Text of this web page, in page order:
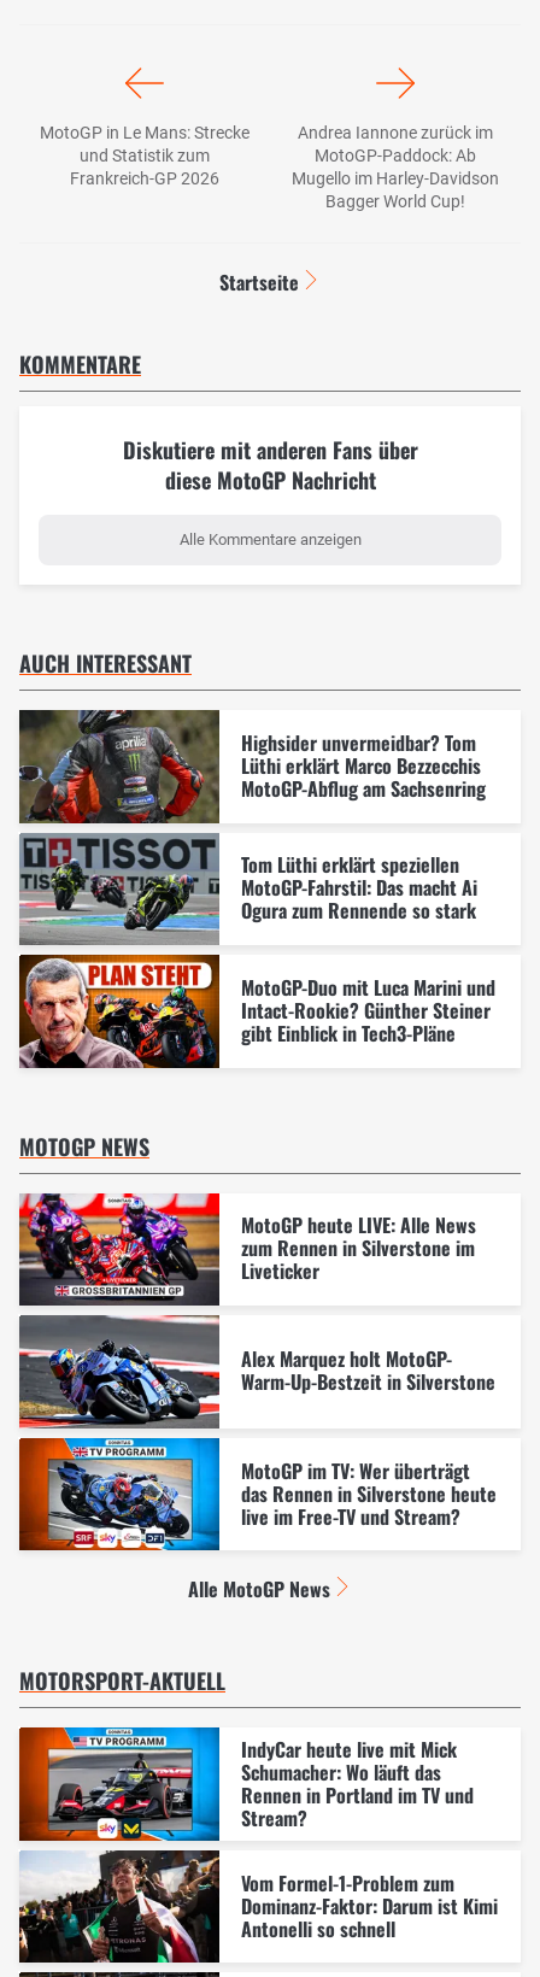
MotoGP in Le Mans: Strecke
und Statistik zum
Frankreich-GP 2026
Andrea Iannone zurück im
MotoGP-Paddock: Ab
Mugello im Harley-Davidson
Bagger World Cup!
Startseite
KOMMENTARE
Diskutiere mit anderen Fans über
diese MotoGP Nachricht
Alle Kommentare anzeigen
AUCH INTERESSANT
Highsider unvermeidbar? Tom
Lüthi erklärt Marco Bezzecchis
MotoGP-Abflug am Sachsenring
Tom Lüthi erklärt speziellen
MotoGP-Fahrstil: Das macht Ai
Ogura zum Rennende so stark
MotoGP-Duo mit Luca Marini und
Intact-Rookie? Günther Steiner
gibt Einblick in Tech3-Pläne
MOTOGP NEWS
MotoGP heute LIVE: Alle News
zum Rennen in Silverstone im
Liveticker
Alex Marquez holt MotoGP-
Warm-Up-Bestzeit in Silverstone
MotoGP im TV: Wer überträgt
das Rennen in Silverstone heute
live im Free-TV und Stream?
Alle MotoGP News
MOTORSPORT-AKTUELL
IndyCar heute live mit Mick
Schumacher: Wo läuft das
Rennen in Portland im TV und
Stream?
Vom Formel-1-Problem zum
Dominanz-Faktor: Darum ist Kimi
Antonelli so schnell